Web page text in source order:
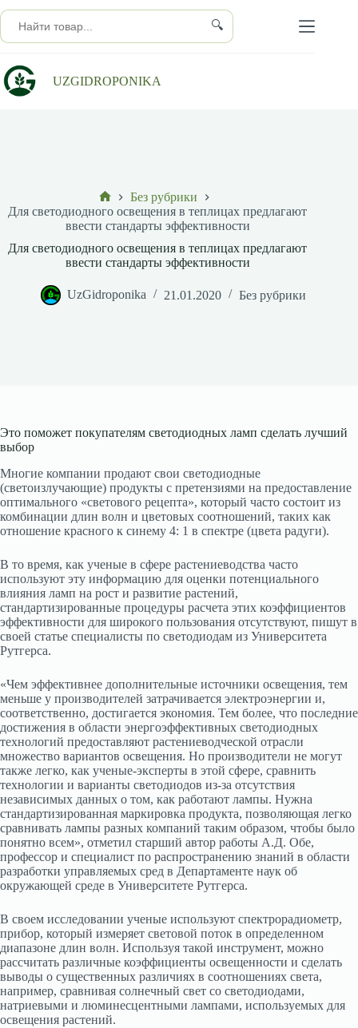
к
сути
🔍
UZGIDROPONIKA
Главная
Без рубрики
Для светодиодного освещения в теплицах предлагают
ввести стандарты эффективности
Для светодиодного освещения в теплицах предлагают
ввести стандарты эффективности
UzGidroponika 21.01.2020 Без рубрики
Это поможет покупателям светодиодных ламп сделать лучший
выбор
Многие компании продают свои светодиодные
(светоизлучающие) продукты с претензиями на предоставление
оптимального «светового рецепта», который часто состоит из
комбинации длин волн и цветовых соотношений, таких как
отношение красного к синему 4: 1 в спектре (цвета радуги).
В то время, как ученые в сфере растениеводства часто
используют эту информацию для оценки потенциального
влияния ламп на рост и развитие растений,
стандартизированные процедуры расчета этих коэффициентов
эффективности для широкого пользования отсутствуют, пишут в
своей статье специалисты по светодиодам из Университета
Рутгерса.
«Чем эффективнее дополнительные источники освещения, тем
меньше у производителей затрачивается электроэнергии и,
соответственно, достигается экономия. Тем более, что последние
достижения в области энергоэффективных светодиодных
технологий предоставляют растениеводческой отрасли
множество вариантов освещения. Но производители не могут
также легко, как ученые-эксперты в этой сфере, сравнить
технологии и варианты светодиодов из-за отсутствия
независимых данных о том, как работают лампы. Нужна
стандартизированная маркировка продукта, позволяющая легко
сравнивать лампы разных компаний таким образом, чтобы было
понятно всем», отметил старший автор работы А.Д. Обе,
профессор и специалист по распространению знаний в области
разработки управляемых сред в Департаменте наук об
окружающей среде в Университете Рутгерса.
В своем исследовании ученые используют спектрорадиометр,
прибор, который измеряет световой поток в определенном
диапазоне длин волн. Используя такой инструмент, можно
рассчитать различные коэффициенты освещенности и сделать
выводы о существенных различиях в соотношениях света,
например, сравнивая солнечный свет со светодиодами,
натриевыми и люминесцентными лампами, используемых для
освещения растений.